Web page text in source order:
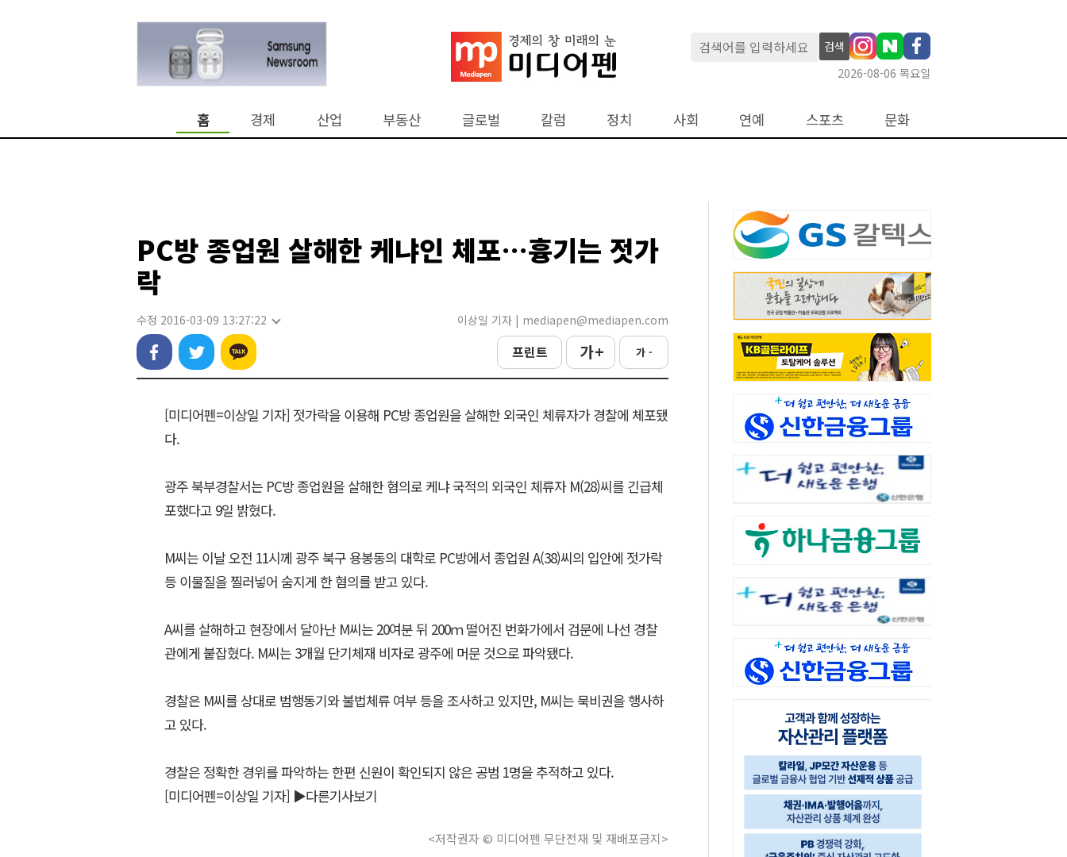
검색
2026-08-06 목요일
홈 경제 산업 부동산 글로벌 칼럼 정치 사회 연예 스포츠 문화
PC방 종업원 살해한 케냐인 체포…흉기는 젓가
락
수정 2016-03-09 13:27:22 이상일 기자 | mediapen@mediapen.com
프린트 가 + 가 -
[미디어펜=이상일 기자] 젓가락을 이용해 PC방 종업원을 살해한 외국인 체류자가 경찰에 체포됐
다.
광주 북부경찰서는 PC방 종업원을 살해한 혐의로 케냐 국적의 외국인 체류자 M(28)씨를 긴급체
포했다고 9일 밝혔다.
M씨는 이날 오전 11시께 광주 북구 용봉동의 대학로 PC방에서 종업원 A(38)씨의 입안에 젓가락
등 이물질을 찔러넣어 숨지게 한 혐의를 받고 있다.
A씨를 살해하고 현장에서 달아난 M씨는 20여분 뒤 200ｍ 떨어진 번화가에서 검문에 나선 경찰
관에게 붙잡혔다. M씨는 3개월 단기체재 비자로 광주에 머문 것으로 파악됐다.
경찰은 M씨를 상대로 범행동기와 불법체류 여부 등을 조사하고 있지만, M씨는 묵비권을 행사하
고 있다.
경찰은 정확한 경위를 파악하는 한편 신원이 확인되지 않은 공범 1명을 추적하고 있다.
[미디어펜=이상일 기자] ▶다른기사보기
<저작권자 © 미디어펜 무단전재 및 재배포금지>